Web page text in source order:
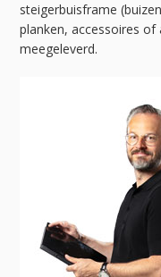
steigerbuisframe
planken, accessoires
meegeleverd.